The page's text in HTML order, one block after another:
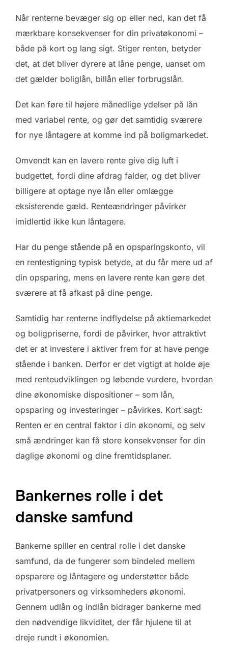
Når renterne bevæger sig op eller ned, kan det få
mærkbare konsekvenser for din privatøkonomi –
både på kort og lang sigt. Stiger renten, betyder
det, at det bliver dyrere at låne penge, uanset om
det gælder boliglån, billån eller forbrugslån.
Det kan føre til højere månedlige ydelser på lån
med variabel rente, og gør det samtidig sværere
for nye låntagere at komme ind på boligmarkedet.
Omvendt kan en lavere rente give dig luft i
budgettet, fordi dine afdrag falder, og det bliver
billigere at optage nye lån eller omlægge
eksisterende gæld. Renteændringer påvirker
imidlertid ikke kun låntagere.
Har du penge stående på en opsparingskonto, vil
en rentestigning typisk betyde, at du får mere ud af
din opsparing, mens en lavere rente kan gøre det
sværere at få afkast på dine penge.
Samtidig har renterne indflydelse på aktiemarkedet
og boligpriserne, fordi de påvirker, hvor attraktivt
det er at investere i aktiver frem for at have penge
stående i banken. Derfor er det vigtigt at holde øje
med renteudviklingen og løbende vurdere, hvordan
dine økonomiske dispositioner – som lån,
opsparing og investeringer – påvirkes. Kort sagt:
Renten er en central faktor i din økonomi, og selv
små ændringer kan få store konsekvenser for din
daglige økonomi og dine fremtidsplaner.
Bankernes rolle i det
danske samfund
Bankerne spiller en central rolle i det danske
samfund, da de fungerer som bindeled mellem
opsparere og låntagere og understøtter både
privatpersoners og virksomheders økonomi.
Gennem udlån og indlån bidrager bankerne med
den nødvendige likviditet, der får hjulene til at
dreje rundt i økonomien.